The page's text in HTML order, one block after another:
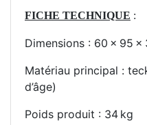
FICHE TECHNIQUE :
Dimensions : 60 × 95 ×
Matériau principal :
d’âge)
Poids produit : 34 kg